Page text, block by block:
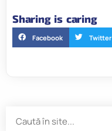
Sharing is caring
Facebook Twitter